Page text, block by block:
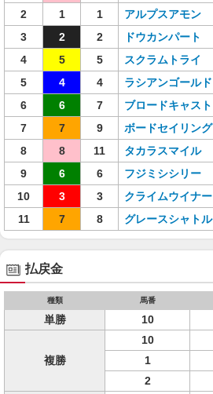
2
1 1 アルプスアモン
3
2 2 ドウカンパート
4
5 5 スクラムトライ
5
4 4 ラシアンゴールド
6
6 7 ブロードキャスト
7
7 9 ボードセイリング
8
8 11 タカラスマイル
9
6 6 フジミシシリー
10
3 3 クライムウイナー
11
7 8 グレースシャトル
払戻金
種類 馬番
単勝 10
複勝
10
1
2